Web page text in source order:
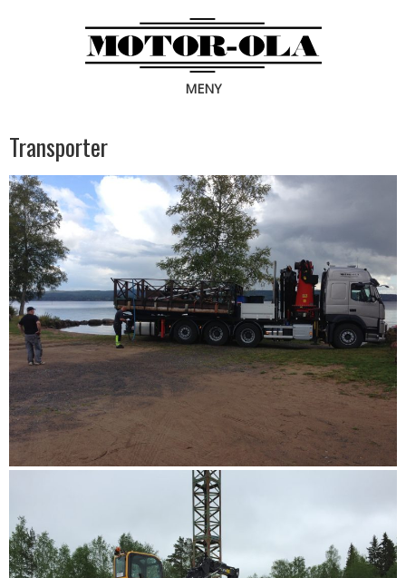
MENY
Transporter